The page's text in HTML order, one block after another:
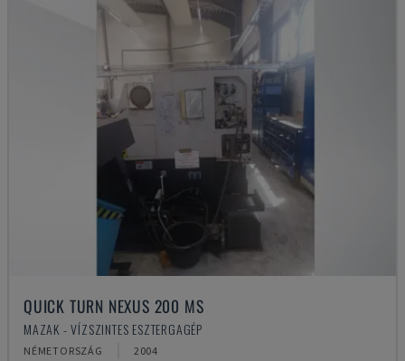
QUICK TURN NEXUS 200 MS
MAZAK - VÍZSZINTES ESZTERGAGÉP
NÉMETORSZÁG 2004